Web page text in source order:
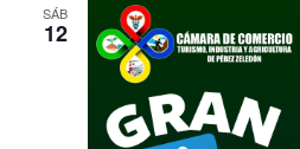
SÁB
12